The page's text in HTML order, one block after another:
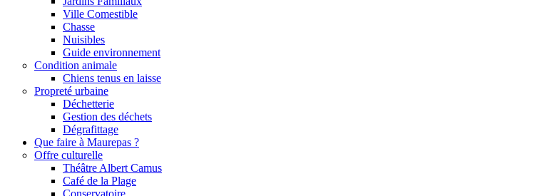
Ville Comestible
Chasse
Nuisibles
Guide environnement
Condition animale
Chiens tenus en laisse
Propreté urbaine
Déchetterie
Gestion des déchets
Dégrafittage
Que faire à Maurepas ?
Offre culturelle
Théâtre Albert Camus
Café de la Plage